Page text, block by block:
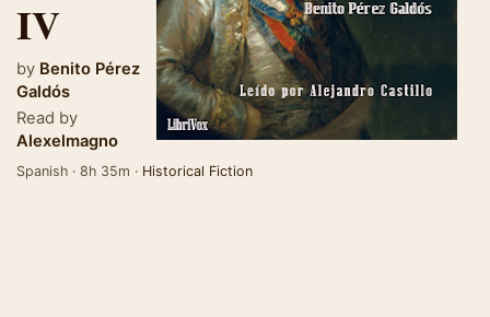
IV
by Benito Pérez
Galdós
Read by
Alexelmagno
Spanish · 8h 35m · Historical Fiction